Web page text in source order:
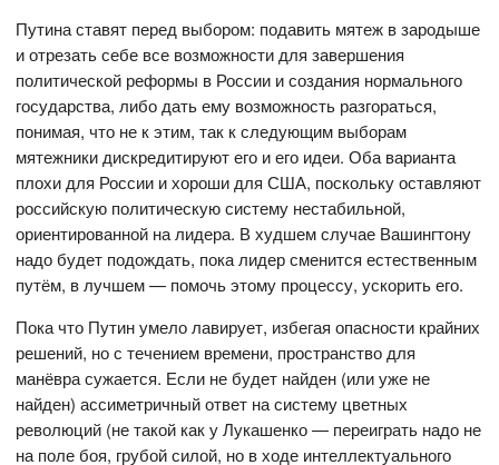
Путина ставят перед выбором: подавить мятеж в зародыше
и отрезать себе все возможности для завершения
политической реформы в России и создания нормального
государства, либо дать ему возможность разгораться,
понимая, что не к этим, так к следующим выборам
мятежники дискредитируют его и его идеи. Оба варианта
плохи для России и хороши для США, поскольку оставляют
российскую политическую систему нестабильной,
ориентированной на лидера. В худшем случае Вашингтону
надо будет подождать, пока лидер сменится естественным
путём, в лучшем — помочь этому процессу, ускорить его.
Пока что Путин умело лавирует, избегая опасности крайних
решений, но с течением времени, пространство для
манёвра сужается. Если не будет найден (или уже не
найден) ассиметричный ответ на систему цветных
революций (не такой как у Лукашенко — переиграть надо не
на поле боя, грубой силой, но в ходе интеллектуального